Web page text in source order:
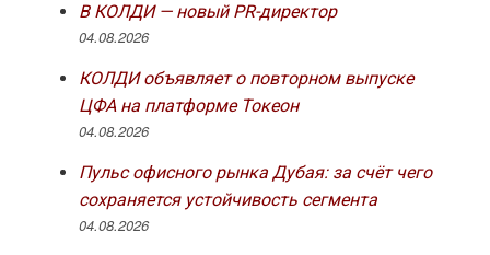
В КОЛДИ — новый PR-директор
04.08.2026
КОЛДИ объявляет о повторном выпуске
ЦФА на платформе Токеон
04.08.2026
Пульс офисного рынка Дубая: за счёт чего
сохраняется устойчивость сегмента
04.08.2026